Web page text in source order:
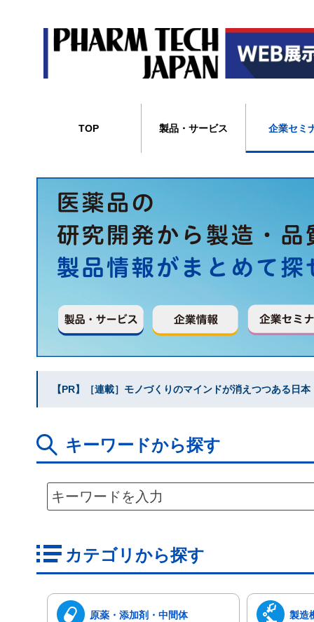
TOP 製品・サービス 企業セミ
【PR】［連載］モノづくりのマインドが消えつつある日
キーワードから探す
カテゴリから探す
原薬・添加剤・中間体 製造